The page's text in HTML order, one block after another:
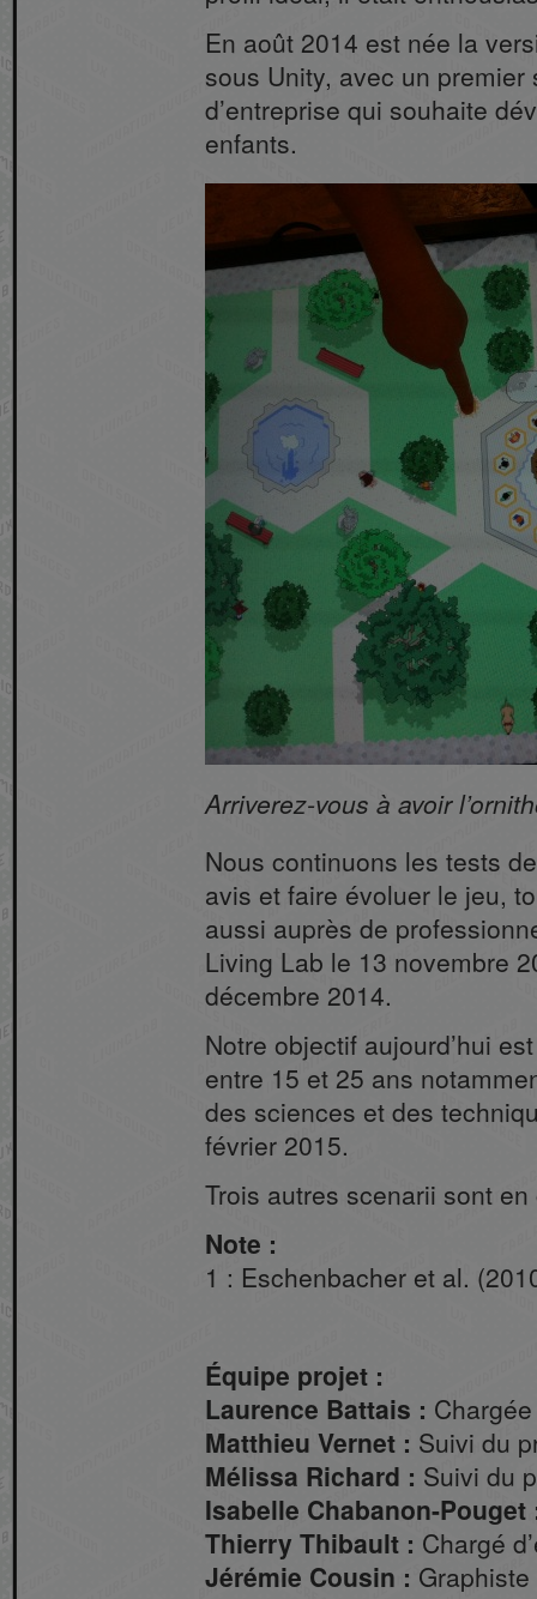
En août 2014 est née la
sous Unity, avec un
d’entreprise qui souhaite
enfants.
Arriverez-vous à avoir
Nous continuons les tests
avis et faire évoluer le jeu,
aussi auprès de
Living Lab le 13 novembre
décembre 2014.
Notre objectif aujourd’hui
entre 15 et 25 ans
des sciences et des
février 2015.
Trois autres scenarii sont
Note :
1 : Eschenbacher et al.
Équipe projet :
Laurence Battais :
Matthieu Vernet : Suivi du
Mélissa Richard : Suivi du
Isabelle Chabanon-Pouget
Thierry Thibault : Chargé
Jérémie Cousin : Graphiste